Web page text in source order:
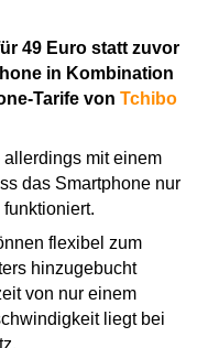
49 Euro statt zuvor
in Kombination
Tarife von Tchibo
mit einem
das Smartphone nur
flexibel zum
hinzugebucht
von nur einem
liegt bei